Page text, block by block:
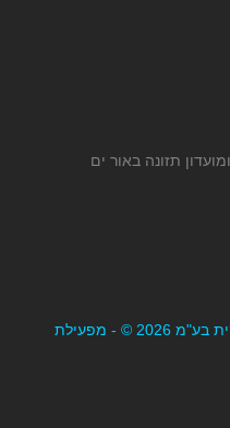
תזונה באור ים
כל הזכויות שמורות לאבולוציה עסקית בע"מ 2026 © - מפעילת